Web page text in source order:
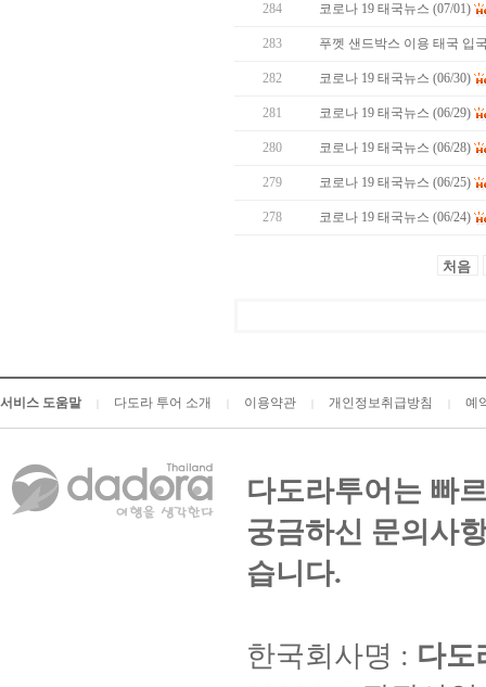
284 코로나 19 태국뉴스 (07/01)
283 푸껫 샌드박스 이용 태국 입
282 코로나 19 태국뉴스 (06/30)
281 코로나 19 태국뉴스 (06/29)
280 코로나 19 태국뉴스 (06/28)
279 코로나 19 태국뉴스 (06/25)
278 코로나 19 태국뉴스 (06/24)
처음
서비스 도움말 다도라 투어 소개 이용약관 개인정보취급방침 예
다도라투어는 빠
궁금하신 문의사
습니다.
한국회사명 : 다도